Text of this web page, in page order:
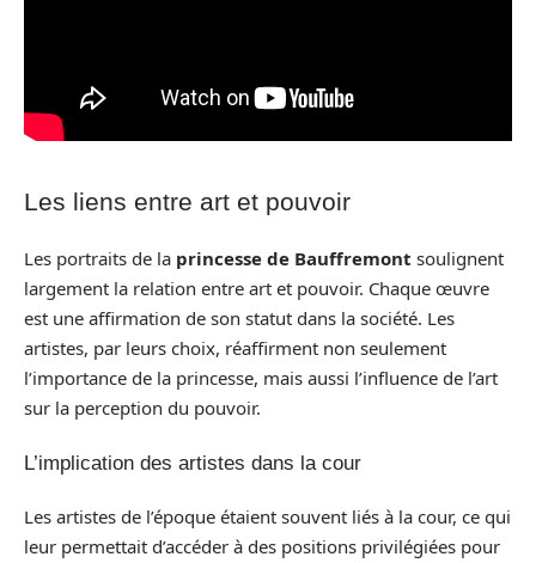
Les liens entre art et pouvoir
Les portraits de la princesse de Bauffremont soulignent
largement la relation entre art et pouvoir. Chaque œuvre
est une affirmation de son statut dans la société. Les
artistes, par leurs choix, réaffirment non seulement
l’importance de la princesse, mais aussi l’influence de l’art
sur la perception du pouvoir.
L’implication des artistes dans la cour
Les artistes de l’époque étaient souvent liés à la cour, ce qui
leur permettait d’accéder à des positions privilégiées pour